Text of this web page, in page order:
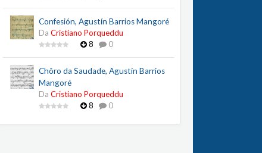
Confesión, Agustín Barrios Mangoré
Da Cristiano Porqueddu
8
0
Chôro da Saudade, Agustín Barrios
Mangoré
Da Cristiano Porqueddu
8
0